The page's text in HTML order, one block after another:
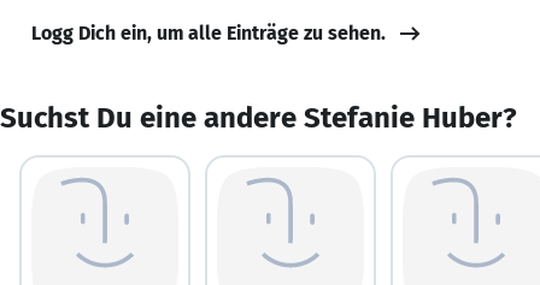
Logg Dich ein, um alle Einträge zu sehen.
Suchst Du eine andere Stefanie Huber?